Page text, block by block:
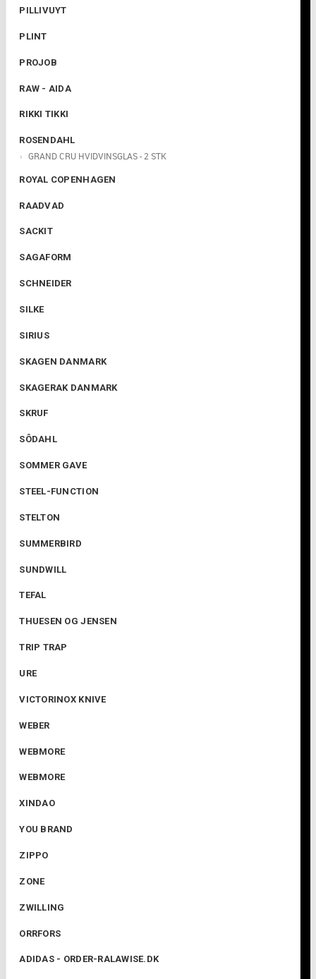
PILLIVUYT
PLINT
PROJOB
RAW - AIDA
RIKKI TIKKI
ROSENDAHL
GRAND CRU HVIDVINSGLAS - 2 STK
ROYAL COPENHAGEN
RAADVAD
SACKIT
SAGAFORM
SCHNEIDER
SILKE
SIRIUS
SKAGEN DANMARK
SKAGERAK DANMARK
SKRUF
SÔDAHL
SOMMER GAVE
STEEL-FUNCTION
STELTON
SUMMERBIRD
SUNDWILL
TEFAL
THUESEN OG JENSEN
TRIP TRAP
URE
VICTORINOX KNIVE
WEBER
WEBMORE
WEBMORE
XINDAO
YOU BRAND
ZIPPO
ZONE
ZWILLING
ORRFORS
ADIDAS - ORDER-RALAWISE.DK